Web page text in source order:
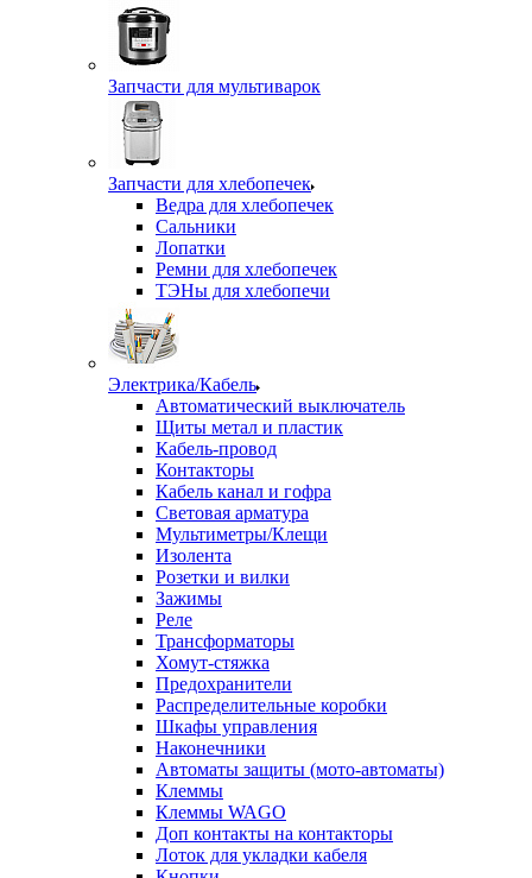
Запчасти для мультиварок
Запчасти для хлебопечек
Ведра для хлебопечек
Сальники
Лопатки
Ремни для хлебопечек
ТЭНы для хлебопечи
Электрика/Кабель
Автоматический выключатель
Щиты метал и пластик
Кабель-провод
Контакторы
Кабель канал и гофра
Световая арматура
Мультиметры/Клещи
Изолента
Розетки и вилки
Зажимы
Реле
Трансформаторы
Хомут-стяжка
Предохранители
Распределительные коробки
Шкафы управления
Наконечники
Автоматы защиты (мото-автоматы)
Клеммы
Клеммы WAGO
Доп контакты на контакторы
Лоток для укладки кабеля